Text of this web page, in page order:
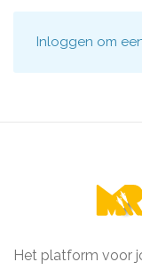
Inloggen om
Het platform voor